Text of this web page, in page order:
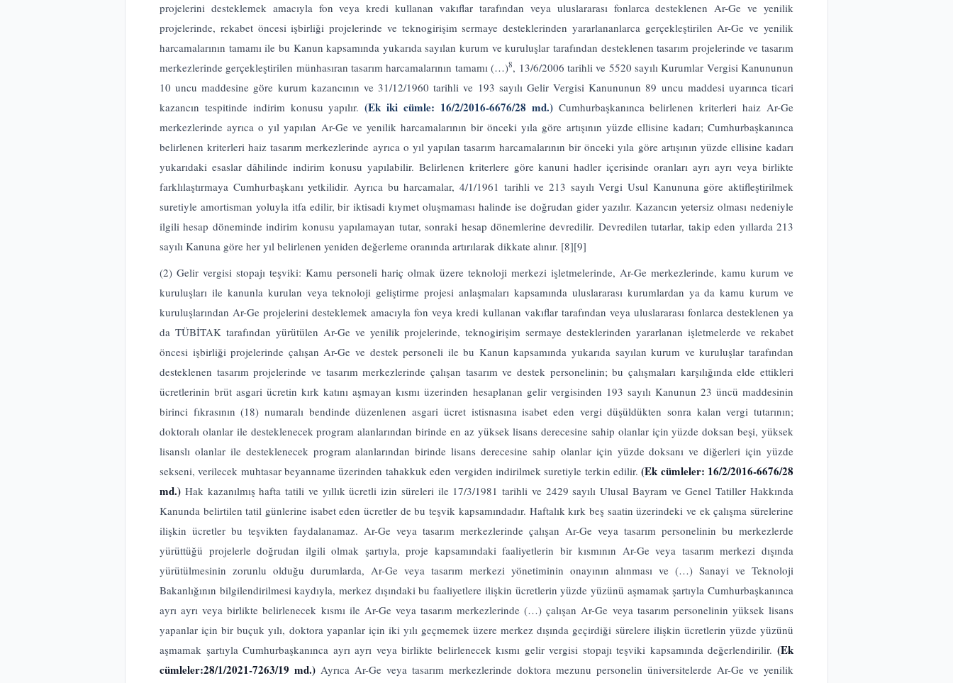
projelerini desteklemek amacıyla fon veya kredi kullanan vakıflar tarafından veya uluslararası fonlarca desteklenen Ar-Ge ve yenilik
projelerinde, rekabet öncesi işbirliği projelerinde ve teknogirişim sermaye desteklerinden yararlananlarca gerçekleştirilen Ar-Ge ve yenilik
harcamalarının tamamı ile bu Kanun kapsamında yukarıda sayılan kurum ve kuruluşlar tarafından desteklenen tasarım projelerinde ve tasarım
merkezlerinde gerçekleştirilen münhasıran tasarım harcamalarının tamamı (…)8, 13/6/2006 tarihli ve 5520 sayılı Kurumlar Vergisi Kanununun
10 uncu maddesine göre kurum kazancının ve 31/12/1960 tarihli ve 193 sayılı Gelir Vergisi Kanununun 89 uncu maddesi uyarınca ticari
kazancın tespitinde indirim konusu yapılır.(Ek iki cümle: 16/2/2016-6676/28 md.) Cumhurbaşkanınca belirlenen kriterleri haiz Ar-Ge
merkezlerinde ayrıca o yıl yapılan Ar-Ge ve yenilik harcamalarının bir önceki yıla göre artışının yüzde ellisine kadarı; Cumhurbaşkanınca
belirlenen kriterleri haiz tasarım merkezlerinde ayrıca o yıl yapılan tasarım harcamalarının bir önceki yıla göre artışının yüzde ellisine kadarı
yukarıdaki esaslar dâhilinde indirim konusu yapılabilir. Belirlenen kriterlere göre kanuni hadler içerisinde oranları ayrı ayrı veya birlikte
farklılaştırmaya Cumhurbaşkanı yetkilidir. Ayrıca bu harcamalar, 4/1/1961 tarihli ve 213 sayılı Vergi Usul Kanununa göre aktifleştirilmek
suretiyle amortisman yoluyla itfa edilir, bir iktisadi kıymet oluşmaması halinde ise doğrudan gider yazılır. Kazancın yetersiz olması nedeniyle
ilgili hesap döneminde indirim konusu yapılamayan tutar, sonraki hesap dönemlerine devredilir. Devredilen tutarlar, takip eden yıllarda 213
sayılı Kanuna göre her yıl belirlenen yeniden değerleme oranında artırılarak dikkate alınır. [8][9]
(2) Gelir vergisi stopajı teşviki: Kamu personeli hariç olmak üzere teknoloji merkezi işletmelerinde, Ar-Ge merkezlerinde, kamu kurum ve
kuruluşları ile kanunla kurulan veya teknoloji geliştirme projesi anlaşmaları kapsamında uluslararası kurumlardan ya da kamu kurum ve
kuruluşlarından Ar-Ge projelerini desteklemek amacıyla fon veya kredi kullanan vakıflar tarafından veya uluslararası fonlarca desteklenen ya
da TÜBİTAK tarafından yürütülen Ar-Ge ve yenilik projelerinde, teknogirişim sermaye desteklerinden yararlanan işletmelerde ve rekabet
öncesi işbirliği projelerinde çalışan Ar-Ge ve destek personeli ile bu Kanun kapsamında yukarıda sayılan kurum ve kuruluşlar tarafından
desteklenen tasarım projelerinde ve tasarım merkezlerinde çalışan tasarım ve destek personelinin; bu çalışmaları karşılığında elde ettikleri
ücretlerinin brüt asgari ücretin kırk katını aşmayan kısmı üzerinden hesaplanan gelir vergisinden 193 sayılı Kanunun 23 üncü maddesinin
birinci fıkrasının (18) numaralı bendinde düzenlenen asgari ücret istisnasına isabet eden vergi düşüldükten sonra kalan vergi tutarının;
doktoralı olanlar ile desteklenecek program alanlarından birinde en az yüksek lisans derecesine sahip olanlar için yüzde doksan beşi, yüksek
lisanslı olanlar ile desteklenecek program alanlarından birinde lisans derecesine sahip olanlar için yüzde doksanı ve diğerleri için yüzde
sekseni, verilecek muhtasar beyanname üzerinden tahakkuk eden vergiden indirilmek suretiyle terkin edilir.(Ek cümleler: 16/2/2016-6676/28
md.) Hak kazanılmış hafta tatili ve yıllık ücretli izin süreleri ile 17/3/1981 tarihli ve 2429 sayılı Ulusal Bayram ve Genel Tatiller Hakkında
Kanunda belirtilen tatil günlerine isabet eden ücretler de bu teşvik kapsamındadır. Haftalık kırk beş saatin üzerindeki ve ek çalışma sürelerine
ilişkin ücretler bu teşvikten faydalanamaz. Ar-Ge veya tasarım merkezlerinde çalışan Ar-Ge veya tasarım personelinin bu merkezlerde
yürüttüğü projelerle doğrudan ilgili olmak şartıyla, proje kapsamındaki faaliyetlerin bir kısmının Ar-Ge veya tasarım merkezi dışında
yürütülmesinin zorunlu olduğu durumlarda, Ar-Ge veya tasarım merkezi yönetiminin onayının alınması ve (…) Sanayi ve Teknoloji
Bakanlığının bilgilendirilmesi kaydıyla, merkez dışındaki bu faaliyetlere ilişkin ücretlerin yüzde yüzünü aşmamak şartıyla Cumhurbaşkanınca
ayrı ayrı veya birlikte belirlenecek kısmı ile Ar-Ge veya tasarım merkezlerinde (…) çalışan Ar-Ge veya tasarım personelinin yüksek lisans
yapanlar için bir buçuk yılı, doktora yapanlar için iki yılı geçmemek üzere merkez dışında geçirdiği sürelere ilişkin ücretlerin yüzde yüzünü
aşmamak şartıyla Cumhurbaşkanınca ayrı ayrı veya birlikte belirlenecek kısmı gelir vergisi stopajı teşviki kapsamında değerlendirilir. (Ek
cümleler:28/1/2021-7263/19 md.) Ayrıca Ar-Ge veya tasarım merkezlerinde doktora mezunu personelin üniversitelerde Ar-Ge ve yenilik